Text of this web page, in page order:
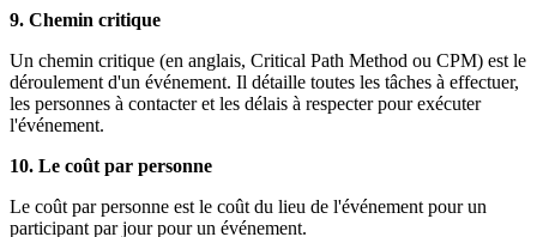
9. Chemin critique
Un chemin critique (en anglais, Critical Path Method ou CPM) est le
déroulement d'un événement. Il détaille toutes les tâches à effectuer,
les personnes à contacter et les délais à respecter pour exécuter
l'événement.
10. Le coût par personne
Le coût par personne est le coût du lieu de l'événement pour un
participant par jour pour un événement.